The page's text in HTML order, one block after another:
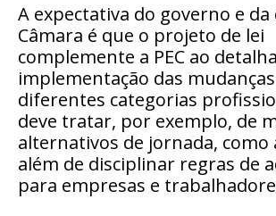
A expectativa do governo e da
Câmara é que o projeto de lei
complemente a PEC ao
implementação das
diferentes categorias
deve tratar, por exemplo, de
alternativos de jornada, como
além de disciplinar regras de
para empresas e